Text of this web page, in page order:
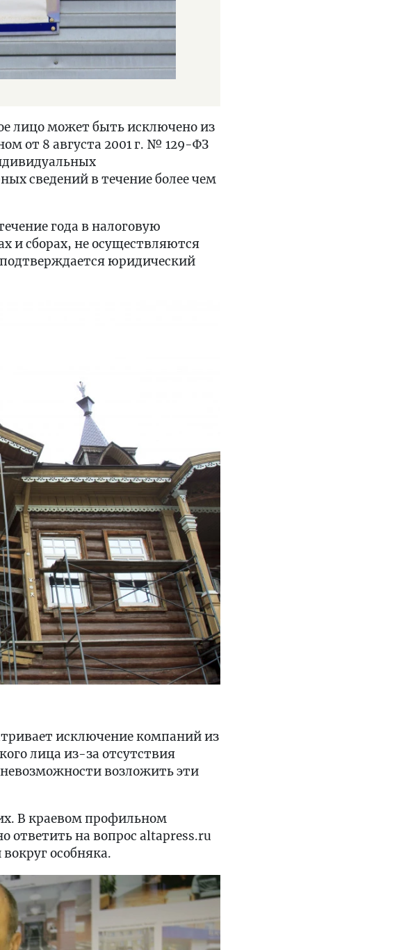
лицо может быть исключено из
от 8 августа 2001 г. № 129-ФЗ
сведений в течение более чем
года в налоговую
и сборах, не осуществляются
юридический
исключение компаний из
лица из-за отсутствия
возложить эти
В краевом профильном
ответить на вопрос altapress.ru
особняка.